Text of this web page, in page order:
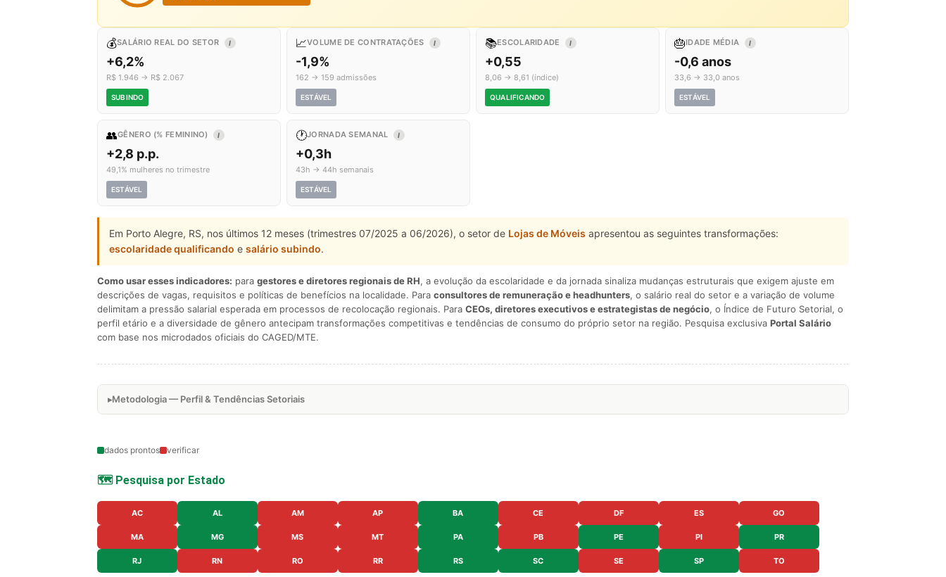
💰SALÁRIO REAL DO SETOR I
+6,2%
R$ 1.946 → R$ 2.067
SUBINDO
📈VOLUME DE CONTRATAÇÕES I
-1,9%
162 → 159 admissões
ESTÁVEL
📚ESCOLARIDADE I
+0,55
8,06 → 8,61 (índice)
QUALIFICANDO
🎂IDADE MÉDIA I
-0,6 anos
33,6 → 33,0 anos
ESTÁVEL
👥GÊNERO (% FEMININO) I
+2,8 p.p.
49,1% mulheres no trimestre
ESTÁVEL
🕐JORNADA SEMANAL I
+0,3h
43h → 44h semanais
ESTÁVEL
Em Porto Alegre, RS, nos últimos 12 meses (trimestres 07/2025 a 06/2026), o setor de Lojas de Móveis apresentou as seguintes transformações:
escolaridade qualificando e salário subindo.
Como usar esses indicadores: para gestores e diretores regionais de RH, a evolução da escolaridade e da jornada sinaliza mudanças estruturais que exigem ajuste em
descrições de vagas, requisitos e políticas de benefícios na localidade. Para consultores de remuneração e headhunters, o salário real do setor e a variação de volume
delimitam a pressão salarial esperada em processos de recolocação regionais. Para CEOs, diretores executivos e estrategistas de negócio, o Índice de Futuro Setorial, o
perfil etário e a diversidade de gênero antecipam transformações competitivas e tendências de consumo do próprio setor na região. Pesquisa exclusiva Portal Salário
com base nos microdados oficiais do CAGED/MTE.
Metodologia — Perfil & Tendências Setoriais
dados prontos verificar
🗺️ Pesquisa por Estado
AC AL AM AP BA CE DF ES GO
MA MG MS MT PA PB PE PI PR
RJ RN RO RR RS SC SE SP TO